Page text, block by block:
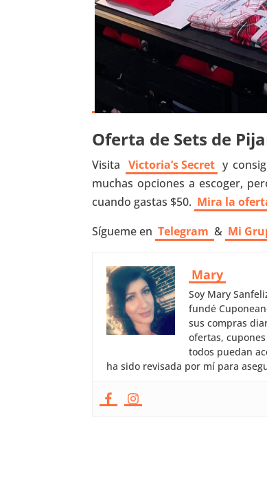
Oferta de Sets de
Visita Victoria’s Secret y
muchas opciones a escoger,
cuando gastas $50. Mira la
Sígueme en Telegram & Mi
Mary
Soy Mary
fundé
sus compras
ofertas,
todos puedan
ha sido revisada por mí para